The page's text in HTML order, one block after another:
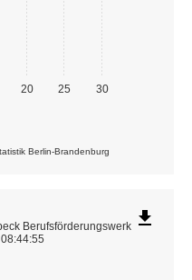
20 25 30
Berlin-Brandenburg
Berufsförderungswerk file_download